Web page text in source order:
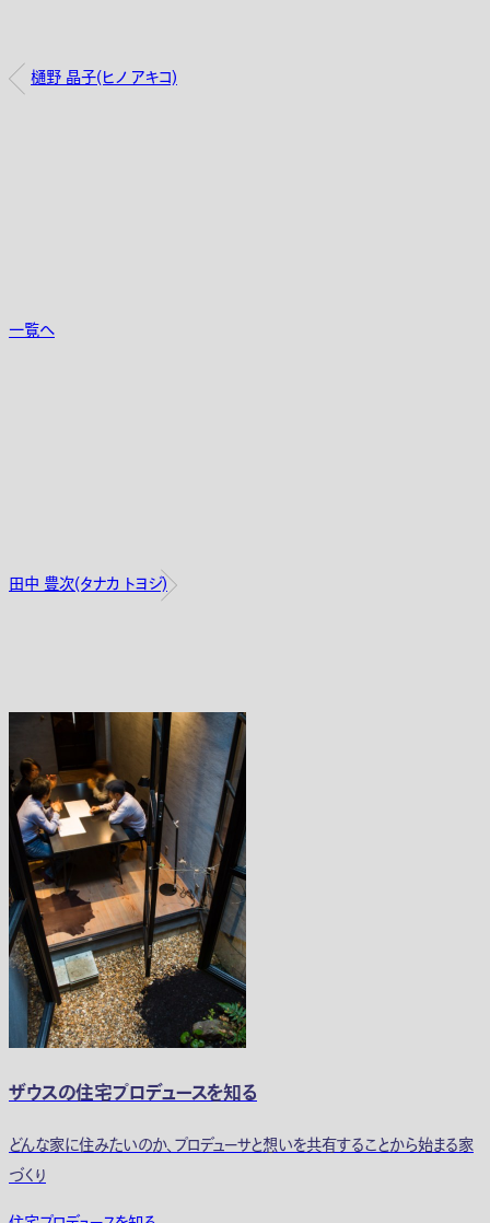
樋野 晶子(ヒノ アキコ)
一覧へ
田中 豊次(タナカ トヨジ)
ザウスの住宅プロデュースを知る
どんな家に住みたいのか、プロデューサと想いを共有することから始まる家
づくり